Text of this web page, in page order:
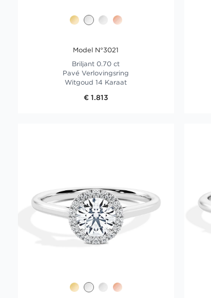
Model N°3021
Briljant 0.70 ct
Pavé Verlovingsring
Witgoud 14 Karaat
€ 1.813